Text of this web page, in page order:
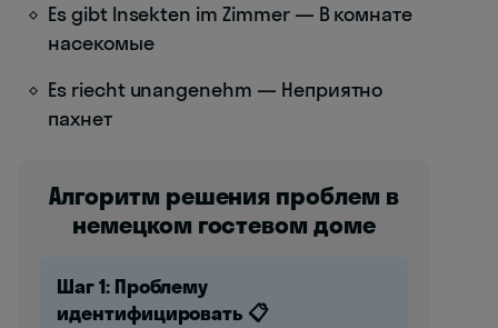
Es gibt Insekten im Zimmer — В комнате
насекомые
Es riecht unangenehm — Неприятно
пахнет
Алгоритм решения проблем в
немецком гостевом доме
Шаг 1: Проблему
идентифицировать 📋